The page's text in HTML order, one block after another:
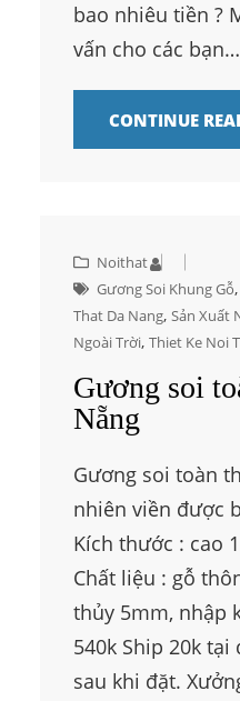
bao nhiêu tiền ?
vấn cho các bạn…
CONTINUE
Noithat
Gương Soi Khung Gỗ,
That Da Nang, Sản Xuất
Ngoài Trời, Thiet Ke Noi
Gương soi
Nẵng
Gương soi toàn
nhiên viền được
Kích thước : cao
Chất liệu : gỗ
thủy 5mm, nhập
540k Ship 20k tại
sau khi đặt.